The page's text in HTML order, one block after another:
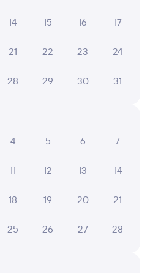
двоих
отзывы и не удаляем
042В
14 15 16 17
21 22 23 24
28 29 30 31
4 5 6 7
11 12 13 14
18 19 20 21
25 26 27 28